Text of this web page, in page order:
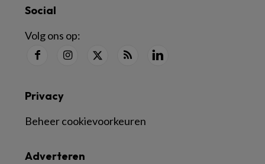
Social
Volg ons op:
Adverteren
Privacy
Beheer cookievoorkeuren